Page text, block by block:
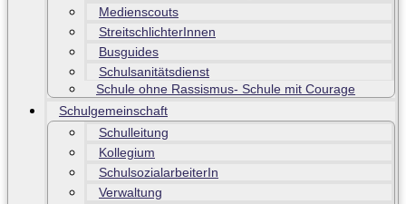
Medienscouts
StreitschlichterInnen
Busguides
Schulsanitätsdienst
Schule ohne Rassismus- Schule mit Courage
Schulgemeinschaft
Schulleitung
Kollegium
SchulsozialarbeiterIn
Verwaltung